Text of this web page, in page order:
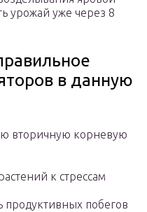
урожай уже через 8
в данную
вторичную корневую
к стрессам
побегов